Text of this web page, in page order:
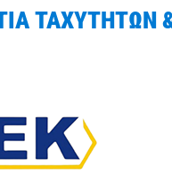
ΤΑΧΥΤΗΤΩΝ